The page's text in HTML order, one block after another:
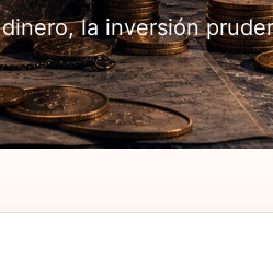
la inversión